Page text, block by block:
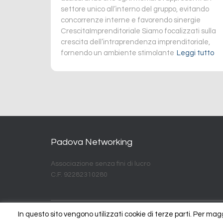
settore unico all’interno del gruppo, evitando
concorrenze interne e favorendo sinergie
CrescitaImprenditoriale Siamo focalizzati sulla
crescita dell’intraprendenza imprenditoriale,
fornendo un ambiente stimolante Leggi tutto
Padova Networking
Associazione senza fini di lucro
C.F. 92282310280
In questo sito vengono utilizzati cookie di terze parti. Per